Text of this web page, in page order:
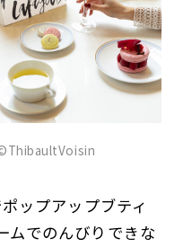
ップアップブティ
ムでのんびりできな